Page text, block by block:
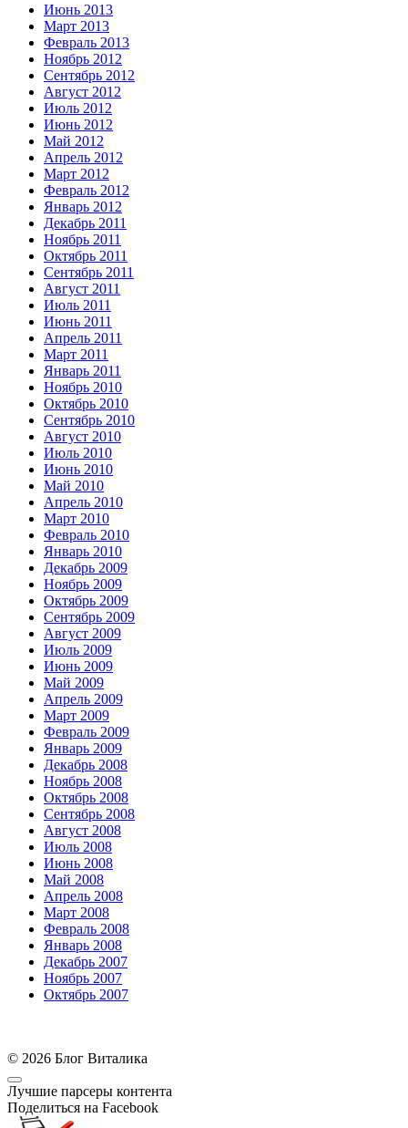
Июнь 2013
Март 2013
Февраль 2013
Ноябрь 2012
Сентябрь 2012
Август 2012
Июль 2012
Июнь 2012
Май 2012
Апрель 2012
Март 2012
Февраль 2012
Январь 2012
Декабрь 2011
Ноябрь 2011
Октябрь 2011
Сентябрь 2011
Август 2011
Июль 2011
Июнь 2011
Апрель 2011
Март 2011
Январь 2011
Ноябрь 2010
Октябрь 2010
Сентябрь 2010
Август 2010
Июль 2010
Июнь 2010
Май 2010
Апрель 2010
Март 2010
Февраль 2010
Январь 2010
Декабрь 2009
Ноябрь 2009
Октябрь 2009
Сентябрь 2009
Август 2009
Июль 2009
Июнь 2009
Май 2009
Апрель 2009
Март 2009
Февраль 2009
Январь 2009
Декабрь 2008
Ноябрь 2008
Октябрь 2008
Сентябрь 2008
Август 2008
Июль 2008
Июнь 2008
Май 2008
Апрель 2008
Март 2008
Февраль 2008
Январь 2008
Декабрь 2007
Ноябрь 2007
Октябрь 2007
© 2026 Блог Виталика
Лучшие парсеры контента
Поделиться на Facebook